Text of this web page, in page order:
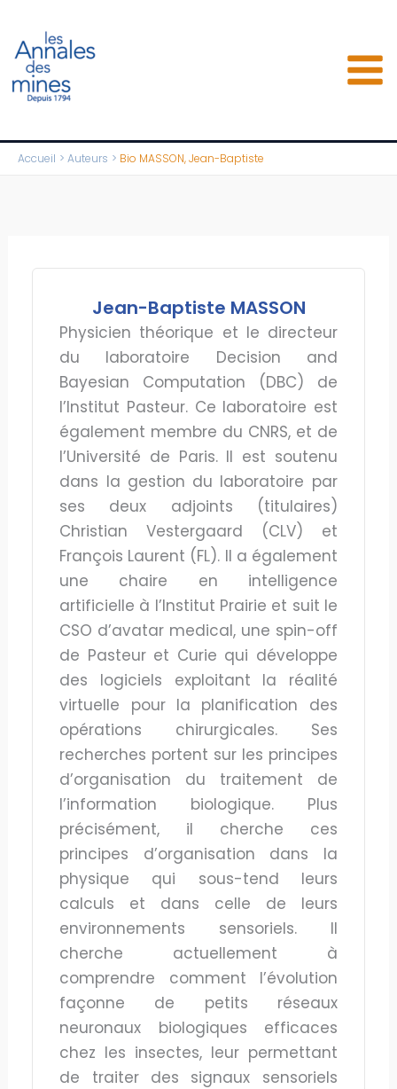
contenu
Accueil Auteurs Bio MASSON, Jean-Baptiste
Jean-Baptiste MASSON
Physicien théorique et le directeur
du laboratoire Decision and
Bayesian Computation (DBC) de
l’Institut Pasteur. Ce laboratoire est
également membre du CNRS, et de
l’Université de Paris. Il est soutenu
dans la gestion du laboratoire par
ses deux adjoints (titulaires)
Christian Vestergaard (CLV) et
François Laurent (FL). Il a également
une chaire en intelligence
artificielle à l’Institut Prairie et suit le
CSO d’avatar medical, une spin-off
de Pasteur et Curie qui développe
des logiciels exploitant la réalité
virtuelle pour la planification des
opérations chirurgicales. Ses
recherches portent sur les principes
d’organisation du traitement de
l’information biologique. Plus
précisément, il cherche ces
principes d’organisation dans la
physique qui sous-tend leurs
calculs et dans celle de leurs
environnements sensoriels. Il
cherche actuellement à
comprendre comment l’évolution
façonne de petits réseaux
neuronaux biologiques efficaces
chez les insectes, leur permettant
de traiter des signaux sensoriels